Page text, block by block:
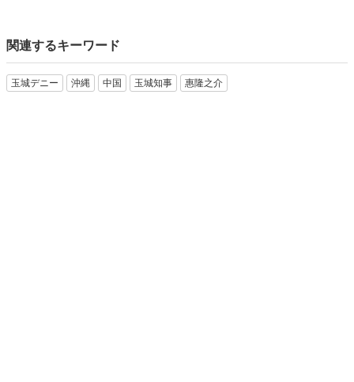
関連するキーワード
玉城デニー 沖縄 中国 玉城知事 惠隆之介